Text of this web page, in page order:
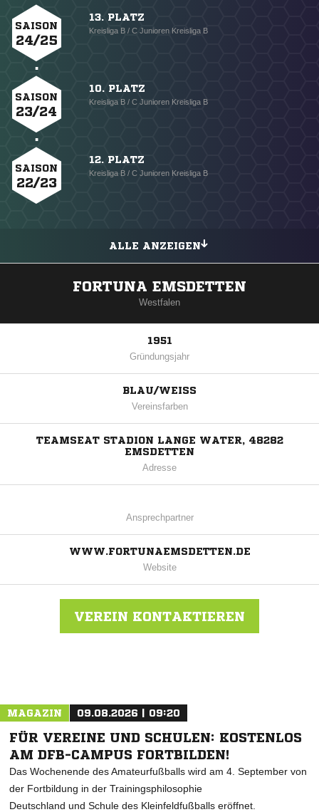
SAISON
24/25
13. PLATZ
Kreisliga B / C Junioren Kreisliga B
SAISON
23/24
10. PLATZ
Kreisliga B / C Junioren Kreisliga B
SAISON
22/23
12. PLATZ
Kreisliga B / C Junioren Kreisliga B
ALLE ANZEIGEN
FORTUNA EMSDETTEN
Westfalen
1951
Gründungsjahr
BLAU/WEISS
Vereinsfarben
TEAMSEAT STADION LANGE WATER, 48282
EMSDETTEN
Adresse
Ansprechpartner
WWW.FORTUNAEMSDETTEN.DE
Website
VEREIN KONTAKTIEREN
MAGAZIN 09.08.2026 | 09:20
FÜR VEREINE UND SCHULEN: KOSTENLOS
AM DFB-CAMPUS FORTBILDEN!
Das Wochenende des Amateurfußballs wird am 4. September von
der Fortbildung in der Trainingsphilosophie
Deutschland und Schule des Kleinfeldfußballs eröffnet.